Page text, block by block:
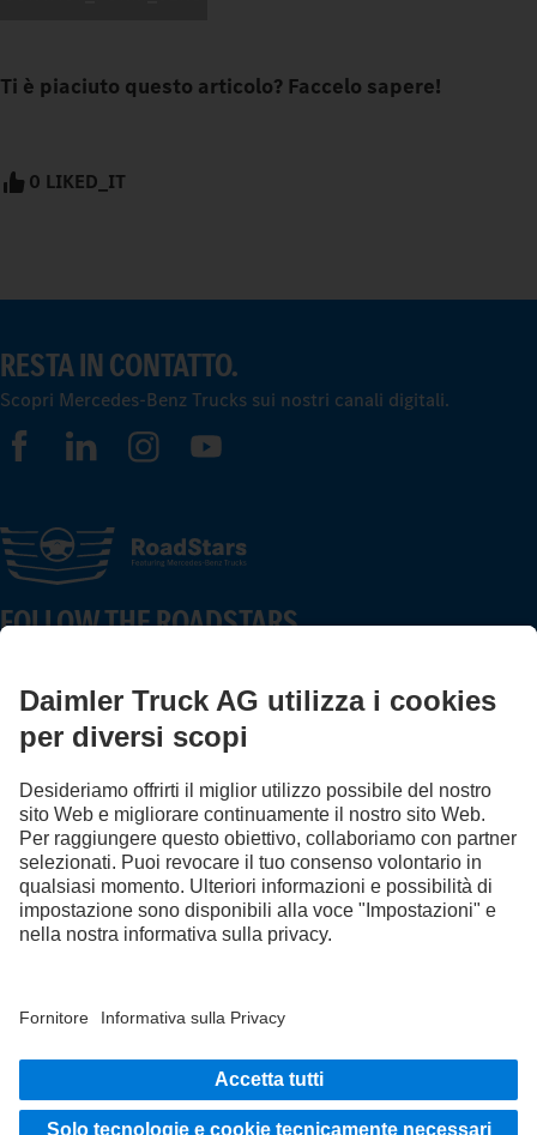
Ti è piaciuto questo articolo? Faccelo sapere!
0 LIKED_IT
RESTA IN CONTATTO.
Scopri Mercedes-Benz Trucks sui nostri canali digitali.
FOLLOW THE ROADSTARS.
Sali a bordo
Fornitore | Partita Iva Daimler Truck Italia S.r.l.: 14789701001
Protezione Dati
EU Data Act
Legge sui Servizi Digitali
Protezione Dati Assistenza stradale